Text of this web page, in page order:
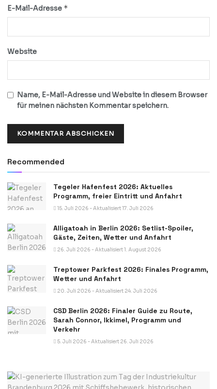
E-Mail-Adresse *
Website
Name, E-Mail-Adresse und Website in diesem Browser
für meinen nächsten Kommentar speichern.
Recommended
Tegeler Hafenfest 2026: Aktuelles
Programm, freier Eintritt und Anfahrt
15. Juli 2026 - Aktualisiert 17. Juli 2026
Alligatoah in Berlin 2026: Setlist-Spoiler,
Gäste, Zeiten, Wetter und Anfahrt
26. Juli 2026 - Aktualisiert 1. August 2026
Treptower Parkfest 2026: Finales Programm,
Wetter und Anfahrt
20. Juli 2026 - Aktualisiert 24. Juli 2026
CSD Berlin 2026: Finaler Guide zu Route,
Sarah Connor, Ikkimel, Programm und
Verkehr
5. Juli 2026 - Aktualisiert 26. Juli 2026